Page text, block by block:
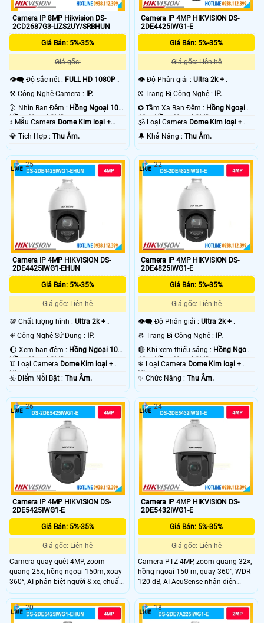
Camera IP 8MP Hikvision DS-
2CD2687G3-LIZS2UY/SRBHUN
Giá Bán: 5%-35%
Giá gốc:
👁️‍🗨 Độ sắc nét : FULL HD 1080P .
⚒ Công Nghệ Camera : IP.
🌛 Nhìn Ban Đêm : Hồng Ngoại 10m
Hồng Ngoại SMD.
↕️ Mẫu Camera Dome Kim loại +
Nhựa.
️💎 Tích Hợp : Thu Âm.
Camera IP 4MP HIKVISION DS-
2DE4425IWG1-E
Giá Bán: 5%-35%
Giá gốc: Liên hệ
👁 Độ Phân giải :Ultra 2k + .
®️ Trang Bị Công Nghệ : IP.
✪ Tầm Xa Ban Đêm : Hồng Ngoại
10m Hồng Ngoại SMD.
🕉️ Loại Camera Dome Kim loại +
Nhựa.
️🔔 Khả Năng :Thu Âm.
Camera IP 4MP HIKVISION DS-
2DE4425IWG1-EHUN
Giá Bán: 5%-35%
Giá gốc: Liên hệ
💯 Chất lượng hình : Ultra 2k + .
✳️ Công Nghệ Sử Dụng : IP.
🌔 Xem ban đêm : Hồng Ngoại 10m
Hồng Ngoại SMD.
♊ Loại Camera Dome Kim loại +
Nhựa.
️☣️ Điểm Nỗi Bật : Thu Âm.
25
Camera IP 4MP HIKVISION DS-
2DE4825IWG1-E
Giá Bán: 5%-35%
Giá gốc: Liên hệ
👁️‍🗨 Độ Phân giải :Ultra 2k + .
⚙ Trang Bị Công Nghệ : IP.
🔴 Khi xem thiếu sáng : Hồng Ngoại
10m Hồng Ngoại SMD.
❄ Loại Camera Dome Kim loại +
Nhựa.
️✨ Chức Năng :Thu Âm.
22
Camera IP 4MP HIKVISION DS-
2DE5425IWG1-E
Giá Bán: 5%-35%
Giá gốc: Liên hệ
Camera quay quét 4MP, zoom
quang 25x, hồng ngoại 150m, xoay
360°, AI phân biệt người & xe, chuẩn
IP67, phù hợp giám sát ngoài trời
26
Camera IP 4MP HIKVISION DS-
2DE5432IWG1-E
Giá Bán: 5%-35%
Giá gốc: Liên hệ
Camera PTZ 4MP, zoom quang 32×,
hồng ngoại 150 m, quay 360°, WDR
120 dB, AI AcuSense nhận diện
người và xe chính xác.
24
20 18